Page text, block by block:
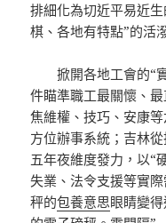
排細化為切近平易近
棋、各地有特點”的活
掀開各地工會的“
件瞄準職工最關懷、
焦維權、技巧、安康
方位辦事系統；吉林
五年夜維度發力，以“
失業、法令支援等實
秤的包養意思眼睛變